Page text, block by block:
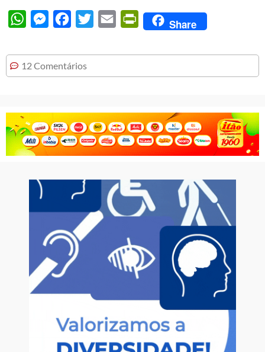
WhatsAppMessengerFacebook
Twitter Email PrintFriendly
Share
12 Comentários